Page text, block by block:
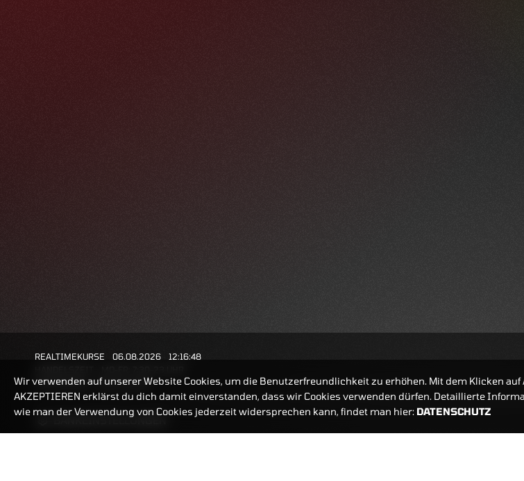
BANKEINSTELLUNGEN
REALTIMEKURSE 06.08.2026
12:16:48
ZERTIFIKATE
8:00-22 UHR
Wir verwenden auf unserer Website Cookies, um die Benutzerfreundlichkeit zu erhöhen. Mit dem Klicken auf
AKZEPTIEREN erklärst du dich damit einverstanden, dass wir Cookies verwenden dürfen. Detaillierte
wie man der Verwendung von Cookies jederzeit widersprechen kann, findet man hier: DATENSCHUTZ